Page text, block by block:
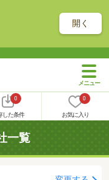
開く
0
した条件
0
お気に入り
一覧